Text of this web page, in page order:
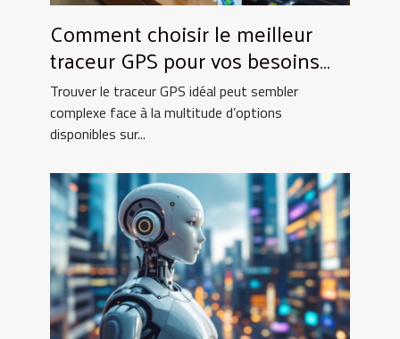
Comment choisir le meilleur
traceur GPS pour vos besoins
spécifiques ?
Trouver le traceur GPS idéal peut sembler
complexe face à la multitude d’options
disponibles sur...